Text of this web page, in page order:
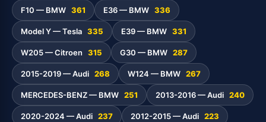
F10 — BMW 361 E36 — BMW 336
Model Y — Tesla 335 E39 — BMW 331
W205 — Citroen 315 G30 — BMW 287
2015-2019 — Audi 268 W124 — BMW 267
MERCEDES-BENZ — BMW 251 2013-2016 — Audi 240
2020-2024 — Audi 237 2012-2015 — Audi 223